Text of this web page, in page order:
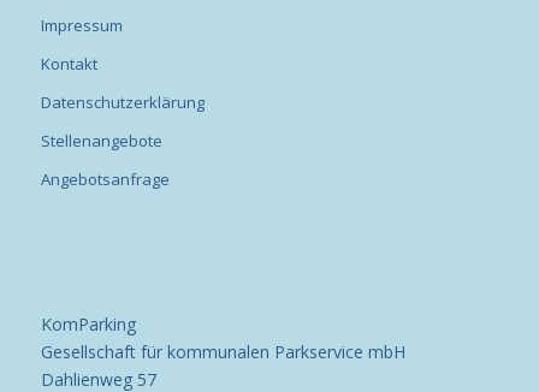
Impressum
Kontakt
Datenschutzerklärung
Stellenangebote
Angebotsanfrage
KomParking
Gesellschaft für kommunalen Parkservice mbH
Dahlienweg 57